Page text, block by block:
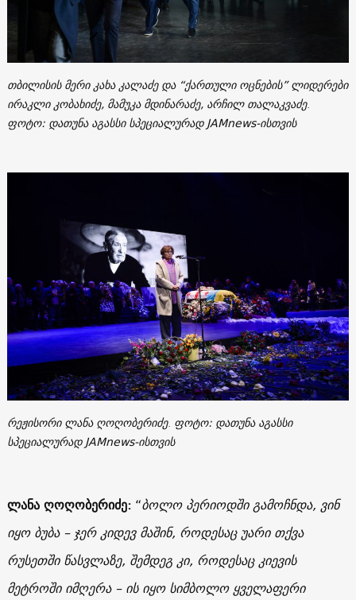
თბილისის მერი კახა კალაძე და “ქართული ოცნების” ლიდერები
ირაკლი კობახიძე, მამუკა მდინარაძე, არჩილ თალაკვაძე.
ფოტო: დათუნა აგასსი სპეციალურად JAMnews-ისთვის
რეჟისორი ლანა ღოღობერიძე. ფოტო: დათუნა აგასსი
სპეციალურად JAMnews-ისთვის
ლანა ღოღობერიძე: “ბოლო პერიოდში გამოჩნდა, ვინ
იყო ბუბა – ჯერ კიდევ მაშინ, როდესაც უარი თქვა
რუსეთში წასვლაზე, შემდეგ კი, როდესაც კიევის
მეტროში იმღერა – ის იყო სიმბოლო ყველაფერი